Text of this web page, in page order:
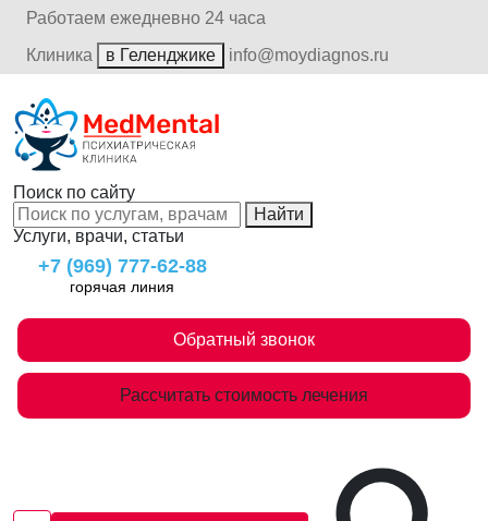
Работаем ежедневно 24 часа
Клиника
в Геленджике info@moydiagnos.ru
Поиск по сайту
Найти
Услуги, врачи, статьи
+7 (969) 777-62-88
горячая линия
Обратный звонок
Рассчитать стоимость лечения